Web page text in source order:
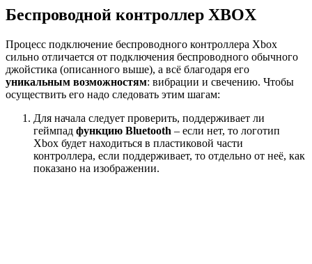
Беспроводной контроллер XBOX
Процесс подключение беспроводного контроллера Xbox
сильно отличается от подключения беспроводного обычного
джойстика (описанного выше), а всё благодаря его
уникальным возможностям: вибрации и свечению. Чтобы
осуществить его надо следовать этим шагам:
Для начала следует проверить, поддерживает ли
геймпад функцию Bluetooth – если нет, то логотип
Xbox будет находиться в пластиковой части
контроллера, если поддерживает, то отдельно от неё, как
показано на изображении.